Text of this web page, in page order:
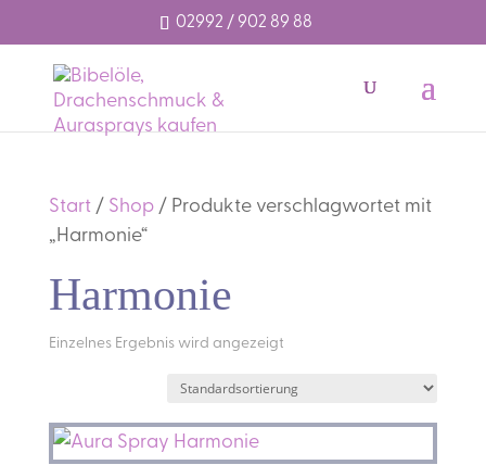
02992 / 902 89 88
Start/ Shop/ Produkte verschlagwortet mit
„Harmonie“
Harmonie
Einzelnes Ergebnis wird angezeigt